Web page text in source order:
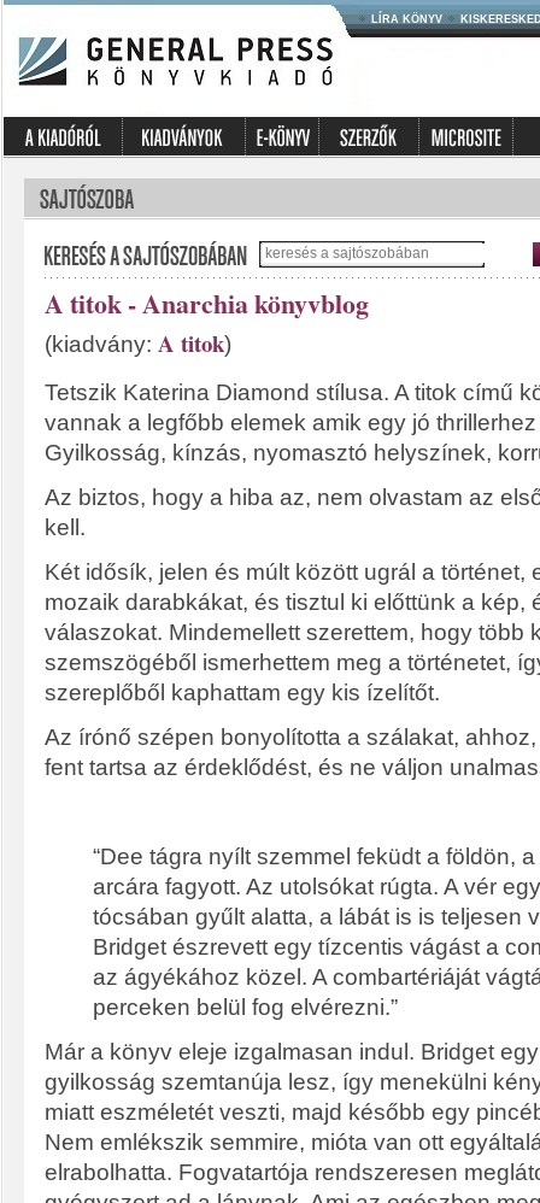
LÍRA KÖNYV
A titok - Anarchia könyvblog
(kiadvány: A titok)
Tetszik Katerina Diamond stílusa. A titok című
vannak a legfőbb elemek amik egy jó
Gyilkosság, kínzás, nyomasztó helyszínek,
Az biztos, hogy a hiba az, nem olvastam az
kell.
Két idősík, jelen és múlt között ugrál a történet,
mozaik darabkákat, és tisztul ki előttünk a kép,
válaszokat. Mindemellett szerettem, hogy több
szemszögéből ismerhettem meg a történetet,
szereplőből kaphattam egy kis ízelítőt.
Az írónő szépen bonyolította a szálakat,
fent tartsa az érdeklődést, és ne váljon
“Dee tágra nyílt szemmel feküdt a földön,
arcára fagyott. Az utolsókat rúgta. A vér
tócsában gyűlt alatta, a lábát is is teljesen
Bridget észrevett egy tízcentis vágást a
az ágyékához közel. A combartériáját
perceken belül fog elvérezni.”
Már a könyv eleje izgalmasan indul. Bridget
gyilkosság szemtanúja lesz, így menekülni
miatt eszméletét veszti, majd később egy
Nem emlékszik semmire, mióta van ott
elrabolhatta. Fogvatartója rendszeresen